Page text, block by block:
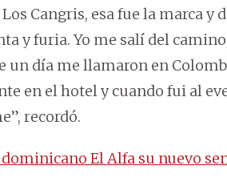
Cangris, esa fue la marca y
y furia. Yo me salí del
un día me llamaron en
en el hotel y cuando fui al
recordó.
El Alfa su nuevo